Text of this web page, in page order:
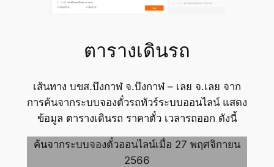
ตารางเดินรถ
เส้นทาง บขส.บึงกาฬ จ.บึงกาฬ – เลย จ.เลย จาก
การค้นจากระบบจองตั๋วรถทัวร์ระบบออนไลน์ แสดง
ข้อมูล ตารางเดินรถ ราคาตั๋ว เวลารถออก ดังนี้
ค้นจากระบบจองตั๋วออนไลน์เมื่อ 27 พฤศจิกายน
2566